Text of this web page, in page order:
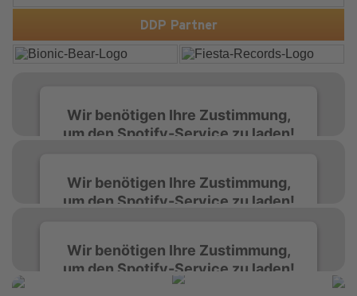
hinauszublicken. Bekannt für seine einzigartige
Verbindung aus Dance, House und elektronische...
DDP Partner
Wir benötigen Ihre Zustimmung,
um den Spotify-Service zu laden!
einzubetten. Dieser Service kann Daten zu
Ihren Aktivitäten sammeln. Bitte lesen Sie die
Mehr Informationen
Wir benötigen Ihre Zustimmung,
um den Spotify-Service zu laden!
einzubetten. Dieser Service kann Daten zu
Ihren Aktivitäten sammeln. Bitte lesen Sie die
Wir benötigen Ihre Zustimmung,
um den Spotify-Service zu laden!